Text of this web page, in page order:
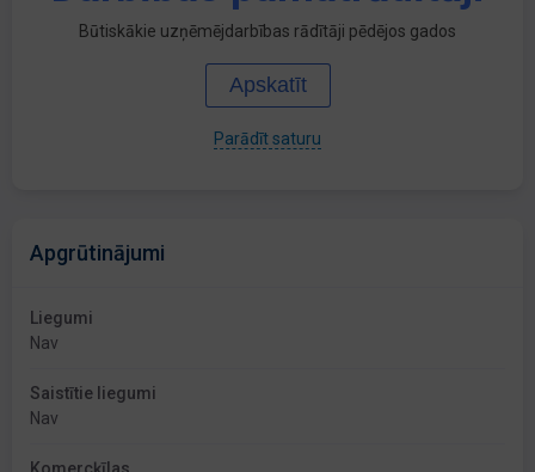
Būtiskākie uzņēmējdarbības rādītāji pēdējos gados
Apskatīt
Parādīt saturu
Apgrūtinājumi
Liegumi
Nav
Saistītie liegumi
Nav